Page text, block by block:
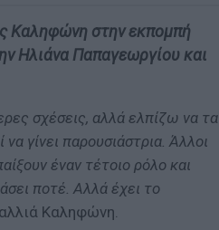
Καληφώνη στην εκπομπή
Ηλιάνα Παπαγεωργίου και
σχέσεις, αλλά ελπίζω να τα
γίνει παρουσιάστρια. Άλλοι
έναν τέτοιο ρόλο και
ποτέ. Αλλά έχει το
Καληφώνη.